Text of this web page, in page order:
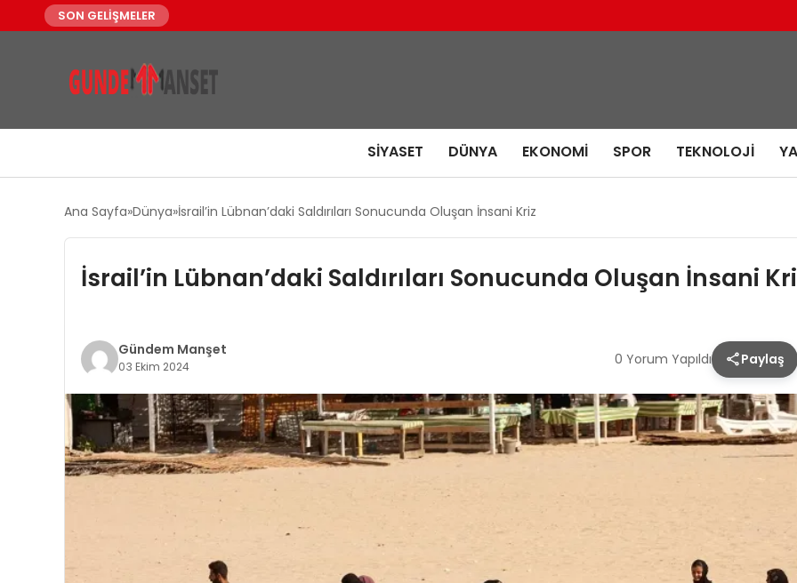
SON GELİŞMELER
SIYASET DÜNYA EKONOMI SPOR TEKNOLOJI
Ana Sayfa Dünya İsrail’in Lübnan’daki Saldırıları Sonucunda Oluşan İnsani Kriz
İsrail’in Lübnan’daki Saldırıları Sonucunda Oluşan İnsani
Gündem Manşet
03 Ekim 2024 0 Yorum Yapıldı Paylaş